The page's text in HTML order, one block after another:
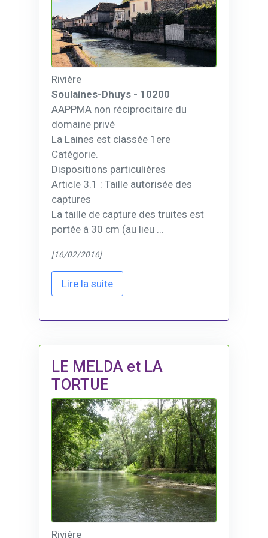
Rivière
Soulaines-Dhuys - 10200
AAPPMA non réciprocitaire du
domaine privé
La Laines est classée 1ere
Catégorie.
Dispositions particulières
Article 3.1 : Taille autorisée des
captures
La taille de capture des truites est
portée à 30 cm (au lieu ...
[16/02/2016]
Lire la suite
LE MELDA et LA
TORTUE
Rivière